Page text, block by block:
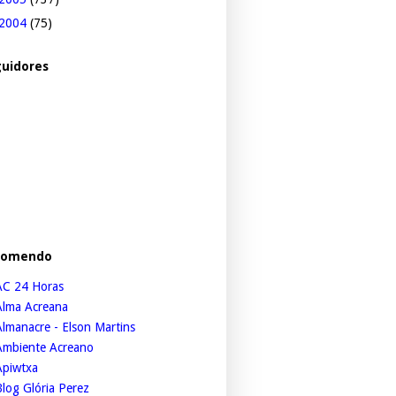
2004 (75)
24 Horas
Acreana
- Elson Martins
Acreano
Glória Perez